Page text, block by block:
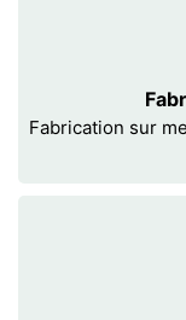
Fabrication sur